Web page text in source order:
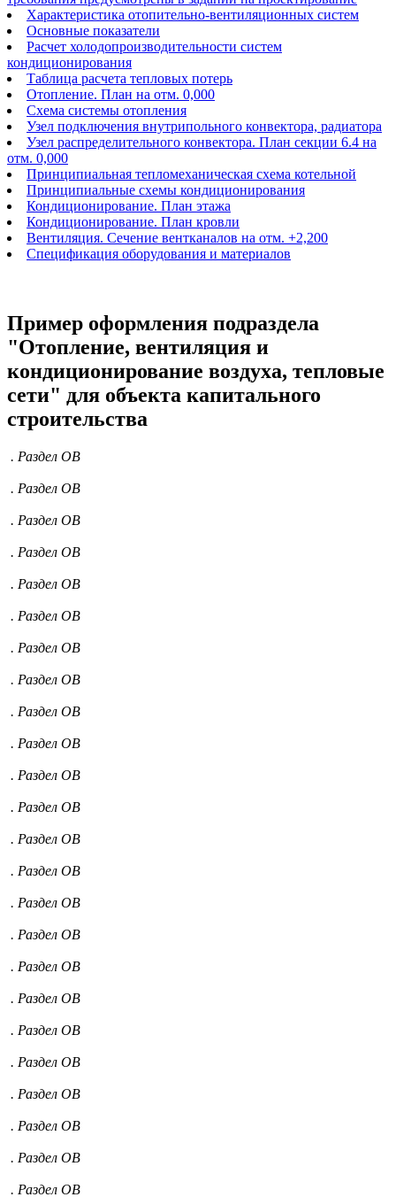
Характеристика отопительно-вентиляционных систем
Основные показатели
Расчет холодопроизводительности систем
кондиционирования
Таблица расчета тепловых потерь
Отопление. План на отм. 0,000
Схема системы отопления
Узел подключения внутрипольного конвектора, радиатора
Узел распределительного конвектора. План секции 6.4 на
отм. 0,000
Принципиальная тепломеханическая схема котельной
Принципиальные схемы кондиционирования
Кондиционирование. План этажа
Кондиционирование. План кровли
Вентиляция. Сечение вентканалов на отм. +2,200
Спецификация оборудования и материалов
Пример оформления подраздела
"Отопление, вентиляция и
кондиционирование воздуха, тепловые
сети" для объекта капитального
строительства
. Раздел ОВ
. Раздел ОВ
. Раздел ОВ
. Раздел ОВ
. Раздел ОВ
. Раздел ОВ
. Раздел ОВ
. Раздел ОВ
. Раздел ОВ
. Раздел ОВ
. Раздел ОВ
. Раздел ОВ
. Раздел ОВ
. Раздел ОВ
. Раздел ОВ
. Раздел ОВ
. Раздел ОВ
. Раздел ОВ
. Раздел ОВ
. Раздел ОВ
. Раздел ОВ
. Раздел ОВ
. Раздел ОВ
. Раздел ОВ